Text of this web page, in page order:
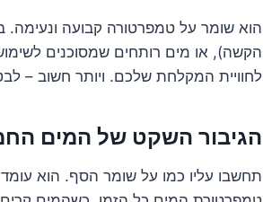
הוא שומר על טמפרטורה קבועה ונעימה.
הקשה), או מים רותחים שמסוכנים
לחוויית המקלחת שלכם. ויותר חשוב –
הגיבור השקט של המים
תחשבו עליו כמו על שומר הסף. הוא